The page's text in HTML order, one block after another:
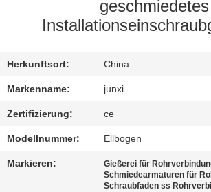
TRETEN
SIE
MIT
UNS
geschmiedetes
Herkunftsort: China
Markenname: junxi
Zertifizierung: ce
Modellnummer: Ellbogen
Markieren: Gießerei für
Schmiedearmaturen für
Schraubfaden ss